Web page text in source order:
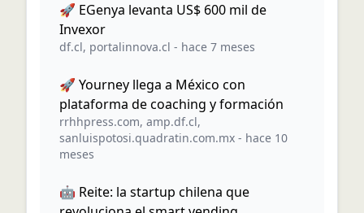
🚀 EGenya levanta US$ 600 mil de
Invexor
df.cl, portalinnova.cl - hace 7 meses
🚀 Yourney llega a México con
plataforma de coaching y formación
rrhhpress.com, amp.df.cl,
sanluispotosi.quadratin.com.mx - hace 10
meses
🤖 Reite: la startup chilena que